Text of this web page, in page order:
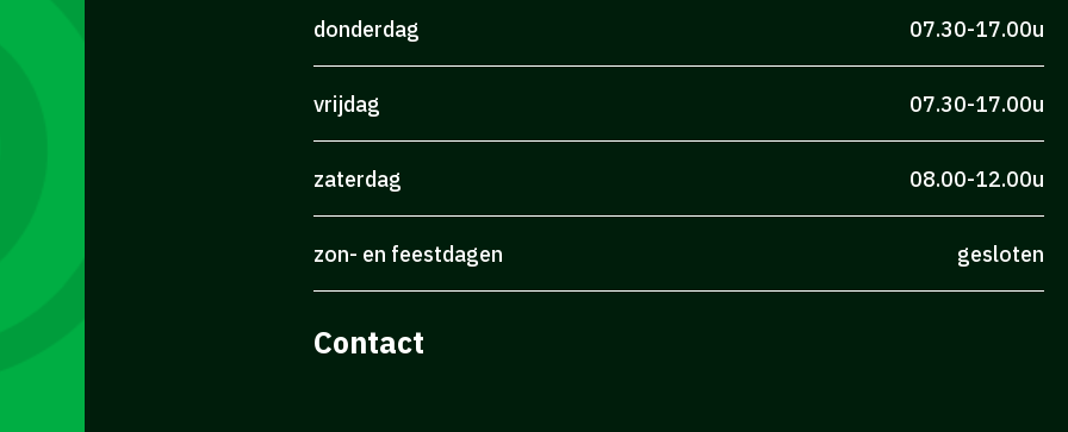
donderdag 07.30-17.00u
vrijdag 07.30-17.00u
zaterdag 08.00-12.00u
zon- en feestdagen gesloten
Contact